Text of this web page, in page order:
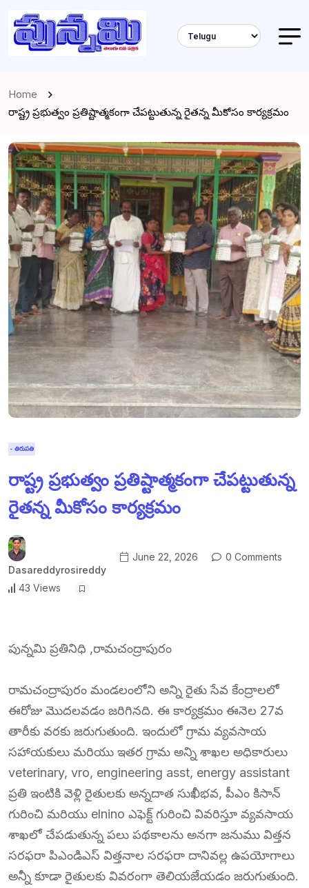
Home
రాష్ట్ర ప్రభుత్వం ప్రతిష్టాత్మకంగా చేపట్టుతున్న రైతన్న మీకోసం కార్యక్రమం
- తిరుపతి
రాష్ట్ర ప్రభుత్వం ప్రతిష్టాత్మకంగా చేపట్టుతున్న
రైతన్న మీకోసం కార్యక్రమం
Dasareddyrosireddy
June 22, 2026 0 Comments
43 Views
పున్నమి ప్రతినిధి ,రామచంద్రాపురం
రామచంద్రాపురం మండలంలోని అన్ని రైతు సేవ కేంద్రాలలో
ఈరోజు మొదలవడం జరిగినది. ఈ కార్యక్రమం ఈనెల 27వ
తారీకు వరకు జరుగుతుంది. ఇందులో గ్రామ వ్యవసాయ
సహాయకులు మరియు ఇతర గ్రామ అన్ని శాఖల అధికారులు
veterinary, vro, engineering asst, energy assistant
ప్రతి ఇంటికి వెళ్లి రైతులకు అన్నదాత సుఖీభవ, పీఎం కిసాన్
గురించి మరియు elnino ఎఫెక్ట్ గురించి వివరిస్తూ వ్యవసాయ
శాఖలో చేపడుతున్న పలు పథకాలను అనగా జనుము విత్తన
సరఫరా పిఎండిఎస్ విత్తనాల సరఫరా దానివల్ల ఉపయోగాలు
అన్నీ కూడా రైతులకు వివరంగా తెలియజేయడం జరుగుతుంది.